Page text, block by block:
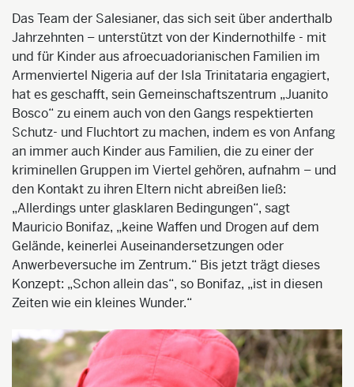
Das Team der Salesianer, das sich seit über anderthalb
Jahrzehnten – unterstützt von der Kindernothilfe - mit
und für Kinder aus afroecuadorianischen Familien im
Armenviertel Nigeria auf der Isla Trinitataria engagiert,
hat es geschafft, sein Gemeinschaftszentrum „Juanito
Bosco“ zu einem auch von den Gangs respektierten
Schutz- und Fluchtort zu machen, indem es von Anfang
an immer auch Kinder aus Familien, die zu einer der
kriminellen Gruppen im Viertel gehören, aufnahm – und
den Kontakt zu ihren Eltern nicht abreißen ließ:
„Allerdings unter glasklaren Bedingungen“, sagt
Mauricio Bonifaz, „keine Waffen und Drogen auf dem
Gelände, keinerlei Auseinandersetzungen oder
Anwerbeversuche im Zentrum.“ Bis jetzt trägt dieses
Konzept: „Schon allein das“, so Bonifaz, „ist in diesen
Zeiten wie ein kleines Wunder.“